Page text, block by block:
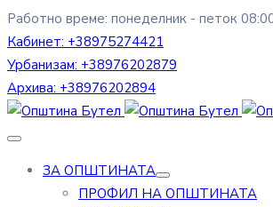
Работно време: понеделник - петок
Кабинет: +38975274421
Урбанизам: +38976202879
Архива: +38976202894
ЗА ОПШТИНАТА
ПРОФИЛ НА ОПШТИНАТА